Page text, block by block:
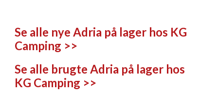
Se alle nye Adria på lager hos KG
Camping >>
Se alle brugte Adria på lager hos
KG Camping >>